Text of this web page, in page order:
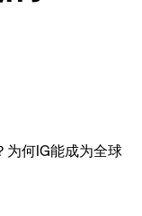
为何IG能成为全球